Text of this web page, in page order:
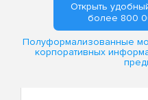
Открыть
более 800
Полуформализованные
корпоративных